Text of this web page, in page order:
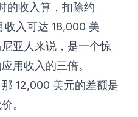
的收入算，扣除约
收入可达 18,000 美
亚人来说，是一个惊
用收入的三倍。
12,000 美元的差额是
。